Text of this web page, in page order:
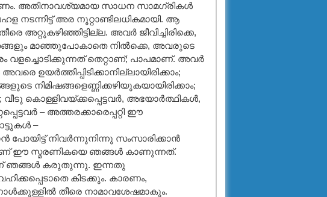
അതിനാവശ്യമായ സാധന സാമഗ്രികള്‍
നടന്നിട്ട് അര നൂറ്റാണ്ടിലധികമായി. ആ
അവര്‍ ജീവിച്ചിരിക്കെ,
മാഞ്ഞുപോകാതെ നില്‍ക്കെ, അവരുടെ
തെറ്റാണ്; പാപമാണ്. അവര്‍
ഉയര്‍ത്തിപ്പിടിക്കാനില്ലായിരിക്കാം;
നിമിഷങ്ങളെണ്ണിക്കഴിയുകയായിരിക്കാം;
വീടു കൊള്ളിവയ്ക്കപ്പെട്ടവര്‍, അഭയാര്‍ത്ഥികള്‍,
– അത്തരക്കാരെപ്പറ്റി ഈ
–
പോയിട്ട് നിവര്‍ന്നുനിന്നു സംസാരിക്കാന്‍
ഈ സ്മരണികയെ ഞങ്ങള്‍ കാണുന്നത്.
ഞങ്ങള്‍ കരുതുന്നു. ഇന്നതു
കിടക്കും. കാരണം,
തീരെ നാമാവശേഷമാകും.